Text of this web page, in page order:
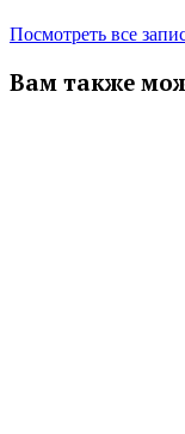
Посмотреть все
Вам также